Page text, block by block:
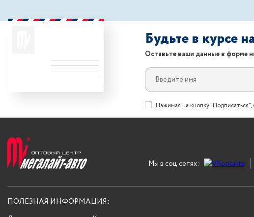
Будьте в курсе
Оставьте ваши данные в форме
Нажимая на кнопку "Подписаться",
Мы в соц сетях:
ПОЛЕЗНАЯ ИНФОРМАЦИЯ: